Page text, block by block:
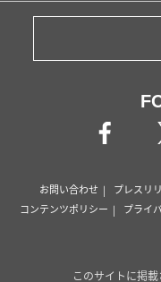
お問い合わせ プレスリ
コンテンツポリシー
プライ
このサイトに掲